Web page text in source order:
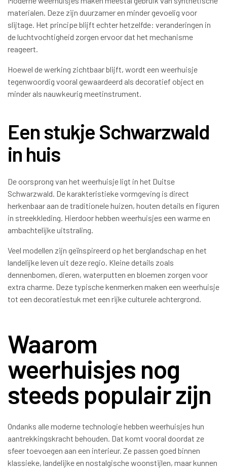
materialen. Deze zijn duurzamer en minder gevoelig voor
slijtage. Het principe blijft echter hetzelfde: veranderingen in
de luchtvochtigheid zorgen ervoor dat het mechanisme
reageert.
Hoewel de werking zichtbaar blijft, wordt een weerhuisje
tegenwoordig vooral gewaardeerd als decoratief object en
minder als nauwkeurig meetinstrument.
Een stukje Schwarzwald
in huis
De oorsprong van het weerhuisje ligt in het Duitse
Schwarzwald. De karakteristieke vormgeving is direct
herkenbaar aan de traditionele huizen, houten details en figuren
in streekkleding. Hierdoor hebben weerhuisjes een warme en
ambachtelijke uitstraling.
Veel modellen zijn geïnspireerd op het berglandschap en het
landelijke leven uit deze regio. Kleine details zoals
dennenbomen, dieren, waterputten en bloemen zorgen voor
extra charme. Deze typische kenmerken maken een weerhuisje
tot een decoratiestuk met een rijke culturele achtergrond.
Waarom
weerhuisjes nog
steeds populair zijn
Ondanks alle moderne technologie hebben weerhuisjes hun
aantrekkingskracht behouden. Dat komt vooral doordat ze
sfeer toevoegen aan een interieur. Ze passen goed binnen
klassieke, landelijke en nostalgische woonstijlen, maar kunnen